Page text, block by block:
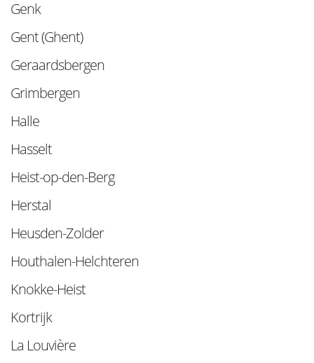
Genk
Gent (Ghent)
Geraardsbergen
Grimbergen
Halle
Hasselt
Heist-op-den-Berg
Herstal
Heusden-Zolder
Houthalen-Helchteren
Knokke-Heist
Kortrijk
La Louvière